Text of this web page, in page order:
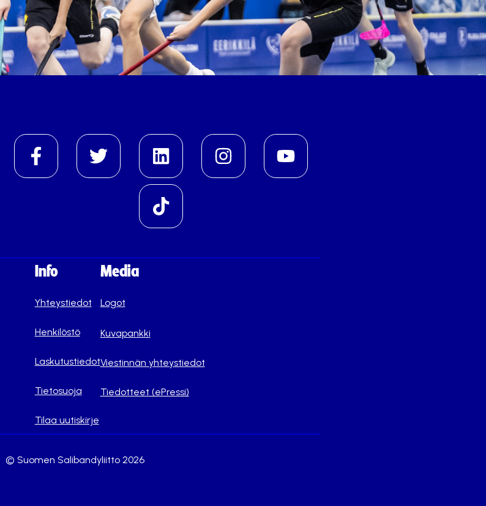
Info
Yhteystiedot
Henkilöstö
Laskutustiedot
Tietosuoja
Tilaa uutiskirje
Media
Logot
Kuvapankki
Viestinnän yhteystiedot
Tiedotteet (ePressi)
© Suomen Salibandyliitto 2026